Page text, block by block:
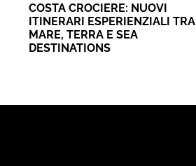
COSTA CROCIERE: NUOVI
ITINERARI ESPERIENZIALI TRA
MARE, TERRA E SEA
DESTINATIONS